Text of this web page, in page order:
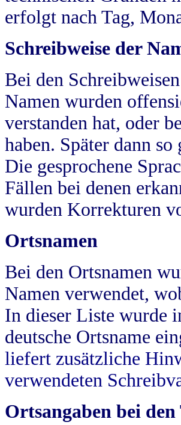
erfolgt nach Tag,
Schreibweise der
Bei den
Namen wurden
verstanden hat, oder
haben. Später dann
Die gesprochene
Fällen bei denen
wurden Korrekturen
Ortsnamen
Bei den Ortsnamen
Namen verwendet,
In dieser Liste wurde
deutsche Ortsname
liefert zusätzliche
verwendeten
Ortsangaben bei